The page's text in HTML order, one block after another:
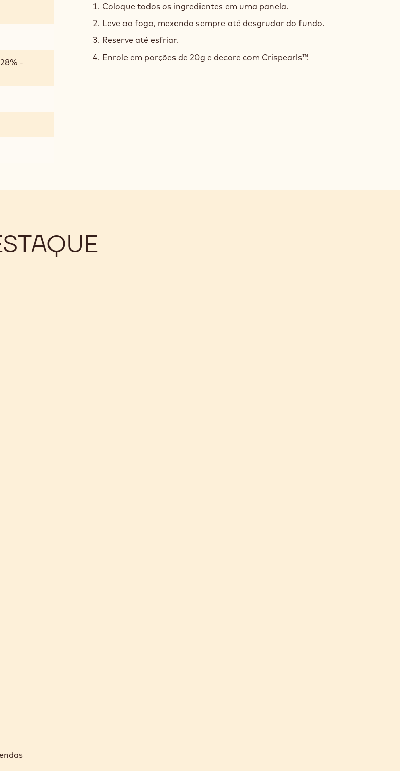
-
W2
Coloque todos os ingredientes em uma panela.
Leve ao fogo, mexendo sempre até desgrudar do fundo.
Reserve até esfriar.
Enrole em porções de 20g e decore com Crispearls™.